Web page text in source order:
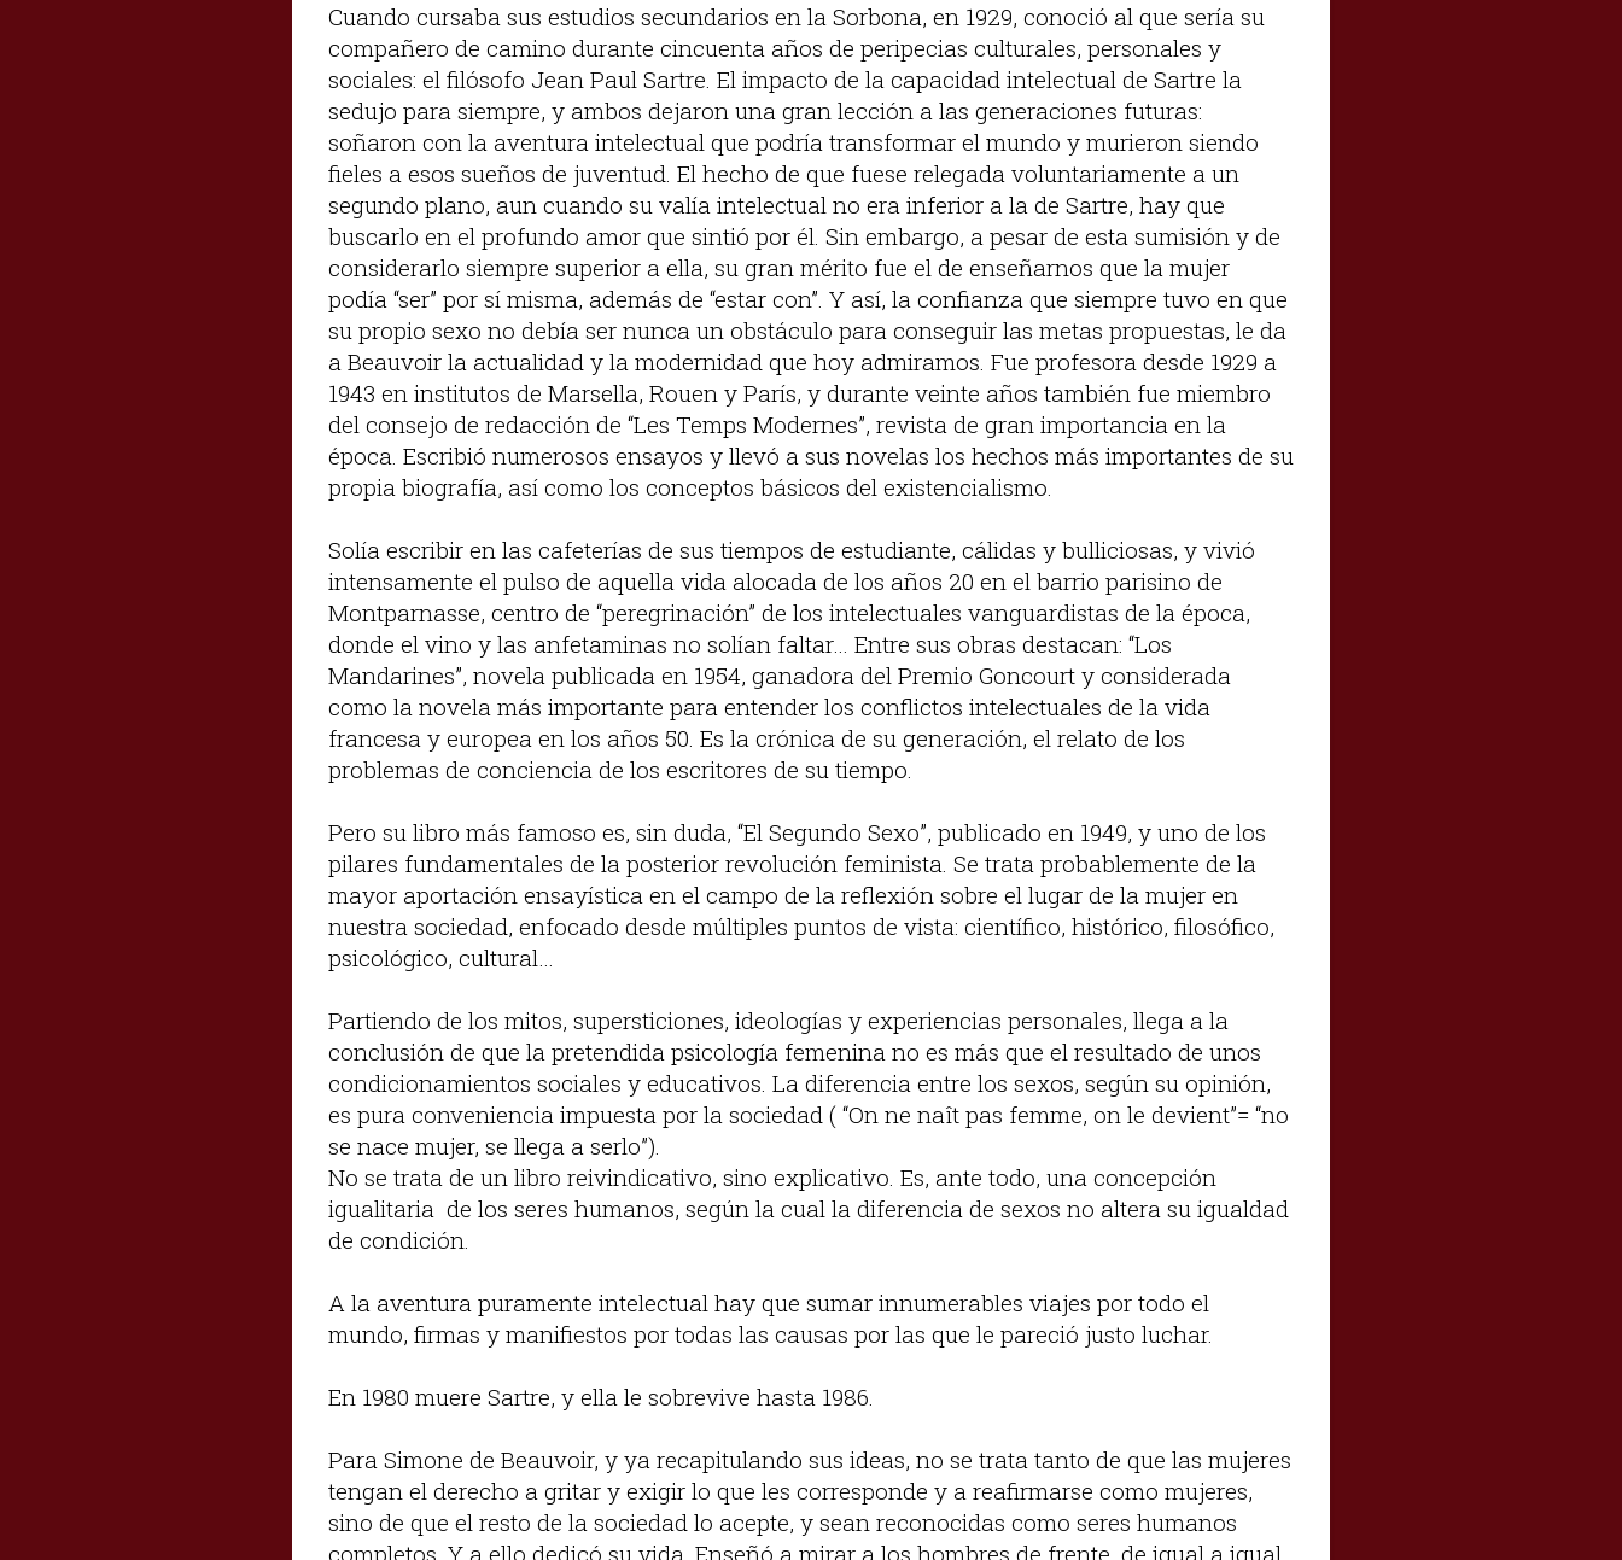
Cuando cursaba sus estudios secundarios en la Sorbona, en 1929, conoció al que sería su
compañero de camino durante cincuenta años de peripecias culturales, personales y
sociales: el filósofo Jean Paul Sartre. El impacto de la capacidad intelectual de Sartre la
sedujo para siempre, y ambos dejaron una gran lección a las generaciones futuras:
soñaron con la aventura intelectual que podría transformar el mundo y murieron siendo
fieles a esos sueños de juventud. El hecho de que fuese relegada voluntariamente a un
segundo plano, aun cuando su valía intelectual no era inferior a la de Sartre, hay que
buscarlo en el profundo amor que sintió por él. Sin embargo, a pesar de esta sumisión y de
considerarlo siempre superior a ella, su gran mérito fue el de enseñarnos que la mujer
podía “ser” por sí misma, además de “estar con”. Y así, la confianza que siempre tuvo en que
su propio sexo no debía ser nunca un obstáculo para conseguir las metas propuestas, le da
a Beauvoir la actualidad y la modernidad que hoy admiramos. Fue profesora desde 1929 a
1943 en institutos de Marsella, Rouen y París, y durante veinte años también fue miembro
del consejo de redacción de “Les Temps Modernes”, revista de gran importancia en la
época. Escribió numerosos ensayos y llevó a sus novelas los hechos más importantes de su
propia biografía, así como los conceptos básicos del existencialismo.
Solía escribir en las cafeterías de sus tiempos de estudiante, cálidas y bulliciosas, y vivió
intensamente el pulso de aquella vida alocada de los años 20 en el barrio parisino de
Montparnasse, centro de “peregrinación” de los intelectuales vanguardistas de la época,
donde el vino y las anfetaminas no solían faltar… Entre sus obras destacan: “Los
Mandarines”, novela publicada en 1954, ganadora del Premio Goncourt y considerada
como la novela más importante para entender los conflictos intelectuales de la vida
francesa y europea en los años 50. Es la crónica de su generación, el relato de los
problemas de conciencia de los escritores de su tiempo.
Pero su libro más famoso es, sin duda, “El Segundo Sexo”, publicado en 1949, y uno de los
pilares fundamentales de la posterior revolución feminista. Se trata probablemente de la
mayor aportación ensayística en el campo de la reflexión sobre el lugar de la mujer en
nuestra sociedad, enfocado desde múltiples puntos de vista: científico, histórico, filosófico,
psicológico, cultural…
Partiendo de los mitos, supersticiones, ideologías y experiencias personales, llega a la
conclusión de que la pretendida psicología femenina no es más que el resultado de unos
condicionamientos sociales y educativos. La diferencia entre los sexos, según su opinión,
es pura conveniencia impuesta por la sociedad ( “On ne naît pas femme, on le devient”= “no
se nace mujer, se llega a serlo”).
No se trata de un libro reivindicativo, sino explicativo. Es, ante todo, una concepción
igualitaria de los seres humanos, según la cual la diferencia de sexos no altera su igualdad
de condición.
A la aventura puramente intelectual hay que sumar innumerables viajes por todo el
mundo, firmas y manifiestos por todas las causas por las que le pareció justo luchar.
En 1980 muere Sartre, y ella le sobrevive hasta 1986.
Para Simone de Beauvoir, y ya recapitulando sus ideas, no se trata tanto de que las mujeres
tengan el derecho a gritar y exigir lo que les corresponde y a reafirmarse como mujeres,
sino de que el resto de la sociedad lo acepte, y sean reconocidas como seres humanos
completos. Y a ello dedicó su vida. Enseñó a mirar a los hombres de frente, de igual a igual,